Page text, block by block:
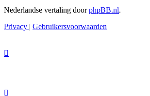
Nederlandse vertaling doorphpBB.nl.
Privacy | Gebruikersvoorwaarden